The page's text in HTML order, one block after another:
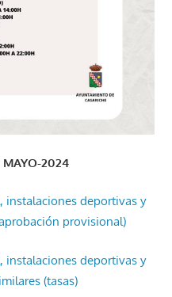
MAYO-2024
instalaciones deportivas y
provisional)
instalaciones deportivas y
(tasas)